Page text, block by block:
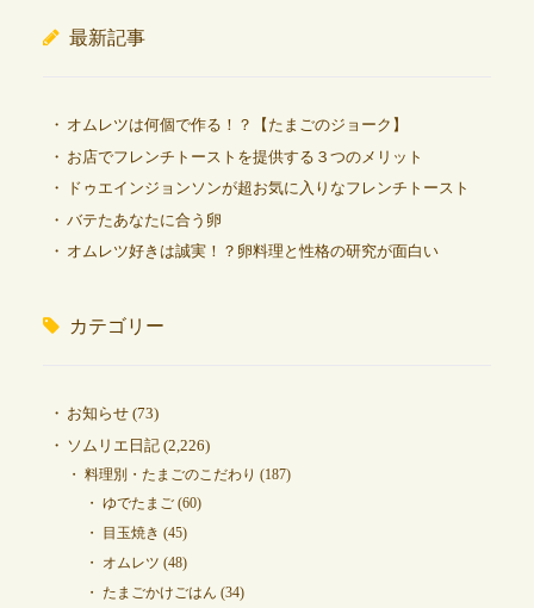
最新記事
オムレツは何個で作る！？【たまごのジョーク】
お店でフレンチトーストを提供する３つのメリット
ドゥエインジョンソンが超お気に入りなフレンチトースト
バテたあなたに合う卵
オムレツ好きは誠実！？卵料理と性格の研究が面白い
カテゴリー
お知らせ(73)
ソムリエ日記(2,226)
料理別・たまごのこだわり (187)
ゆでたまご(60)
目玉焼き (45)
オムレツ (48)
たまごかけごはん (34)